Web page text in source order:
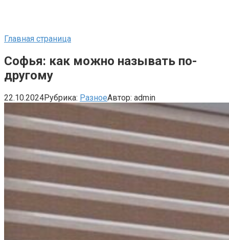
Главная страница
Софья: как можно называть по-
другому
22.10.2024Рубрика: РазноеАвтор: admin